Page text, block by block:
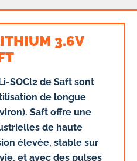
3.6V
SOCl2 de Saft sont
de longue
Saft offre une
de haute
élevée, stable sur
et avec des pulses